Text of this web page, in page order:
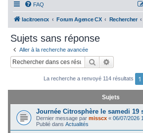
FAQ
lacitroencx Forum Agence CX Rechercher
Sujets sans réponse
Aller à la recherche avancée
Rechercher
La recherche a renvoyé 114 résultats 1
Sujets
Journée Citrosphère le samedi 19
Dernier message parmisscx «06/07/2026
Publié dansActualités